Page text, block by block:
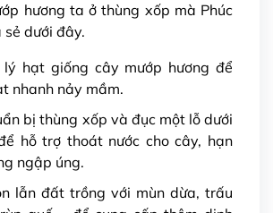
hương ta ở thùng xốp mà Phúc
sẻ dưới đây.
lý hạt giống cây mướp hương để
nhanh nảy mầm.
bị thùng xốp và đục một lỗ dưới
hỗ trợ thoát nước cho cây, hạn
ngập úng.
lẫn đất trồng với mùn dừa, trấu